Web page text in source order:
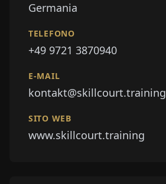
Germania
TELEFONO
+49 9721 3870940
E-MAIL
kontakt@skillcourt.training
SITO WEB
www.skillcourt.training